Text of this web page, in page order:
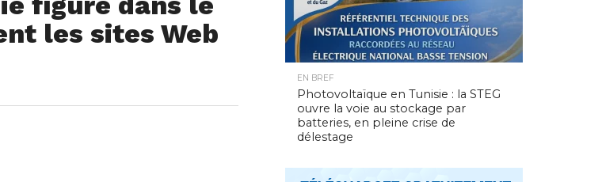
les sites Web
EN BREF
Photovoltaïque en Tunisie : la STEG
ouvre la voie au stockage par
batteries, en pleine crise de
délestage